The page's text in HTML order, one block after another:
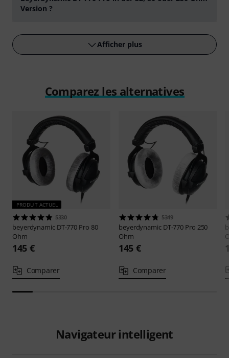
Version ?
Afficher plus
Comparez les alternatives
PRODUIT ACTUEL
5330
beyerdynamic DT-770 Pro 80
Ohm
145 €
Comparer
5349
beyerdynamic DT-770 Pro 250
Ohm
145 €
Comparer
Navigateur intelligent